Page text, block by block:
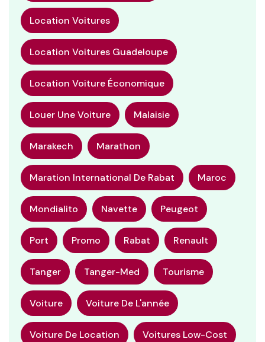
Location Voitures
Location Voitures Guadeloupe
Location Voiture Économique
Louer Une Voiture Malaisie
Marakech Marathon
Maration International De Rabat Maroc
Mondialito Navette Peugeot
Port Promo Rabat Renault
Tanger Tanger-Med Tourisme
Voiture Voiture De L'année
Voiture De Location Voitures Low-Cost